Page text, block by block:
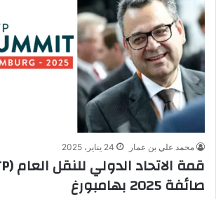
محمد علي بن عمار 24 يناير، 2025
صائفة 2025 بهامبورغ